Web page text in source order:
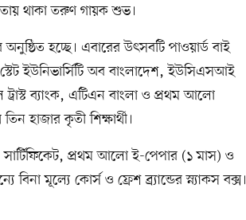
থাকা তরুণ গায়ক শুভ।
হচ্ছে। এবারের উৎসবটি পাওয়ার্ড বাই
ইউনিভার্সিটি অব বাংলাদেশ, ইউসিএসআই
ট্রাস্ট ব্যাংক, এটিএন বাংলা ও প্রথম আলো
হাজার কৃতী শিক্ষার্থী।
সার্টিফিকেট, প্রথম আলো ই-পেপার (১ মাস) ও
মূল্যে কোর্স ও ফ্রেশ ব্র্যান্ডের স্ন্যাকস বক্স।